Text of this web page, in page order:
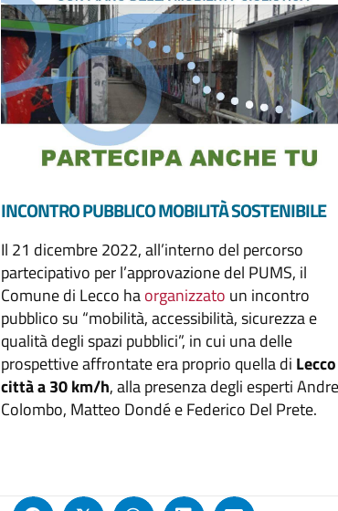
INCONTRO PUBBLICO MOBILITÀ SOSTENIBILE
Il 21 dicembre 2022, all’interno del percorso
partecipativo per l’approvazione del PUMS, il
Comune di Lecco haorganizzato un incontro
pubblico su “mobilità, accessibilità, sicurezza e
qualità degli spazi pubblici”, in cui una delle
prospettive affrontate era proprio quella di Lecco
città a 30 km/h, alla presenza degli esperti
Colombo, Matteo Dondé e Federico Del Prete.